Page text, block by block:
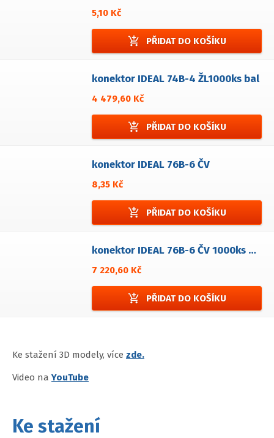
5,10 Kč
add_shopping_cart PŘIDAT DO KOŠÍKU
konektor IDEAL 74B-4 ŽL1000ks bal
4 479,60 Kč
add_shopping_cart PŘIDAT DO KOŠÍKU
konektor IDEAL 76B-6 ČV
8,35 Kč
add_shopping_cart PŘIDAT DO KOŠÍKU
konektor IDEAL 76B-6 ČV 1000ks bal
7 220,60 Kč
add_shopping_cart PŘIDAT DO KOŠÍKU
Ke stažení 3D modely, více zde.
Video naYouTube
Ke stažení